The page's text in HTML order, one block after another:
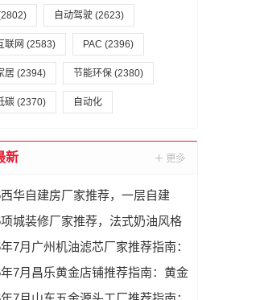
自动驾驶 (2623)
联网 (2583) PAC (2396)
居 (2394) 节能环保 (2380)
碳 (2370) 自动化
新
华自建房厂家推荐，一层自建
村自建房，本地自建房，小户型
城装修厂家推荐，法式奶油风格
新中式风格装修，新房装修，现
指南！
7月广州机油滤芯厂家推荐指南：
装机油滤芯，摩托车机油滤芯，
7月昌乐黄金店铺推荐指南：黄金
黄金手镯，黄金店，黄金手链公